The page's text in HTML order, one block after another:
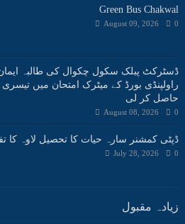
Green Bus Chakwal
August 09, 2026 0
ڈسٹرکٹ پبلک سکول چکوال کی طالبہ
راولپنڈی بورڈ کے میٹرک امتحان میں
حاصل کر لی
August 08, 2026 0
ڈپٹی کمشنر سارہ حیات کا تحصیل لاوہ کا
July 28, 2026 0
زیادہ مقبول